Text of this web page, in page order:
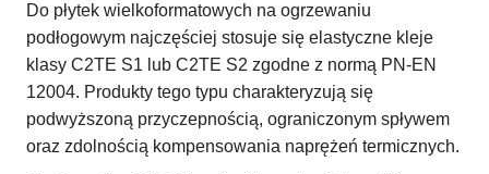
Do płytek wielkoformatowych na ogrzewaniu
podłogowym najczęściej stosuje się elastyczne kleje
klasy C2TE S1 lub C2TE S2 zgodne z normą PN-EN
12004. Produkty tego typu charakteryzują się
podwyższoną przyczepnością, ograniczonym spływem
oraz zdolnością kompensowania naprężeń termicznych.